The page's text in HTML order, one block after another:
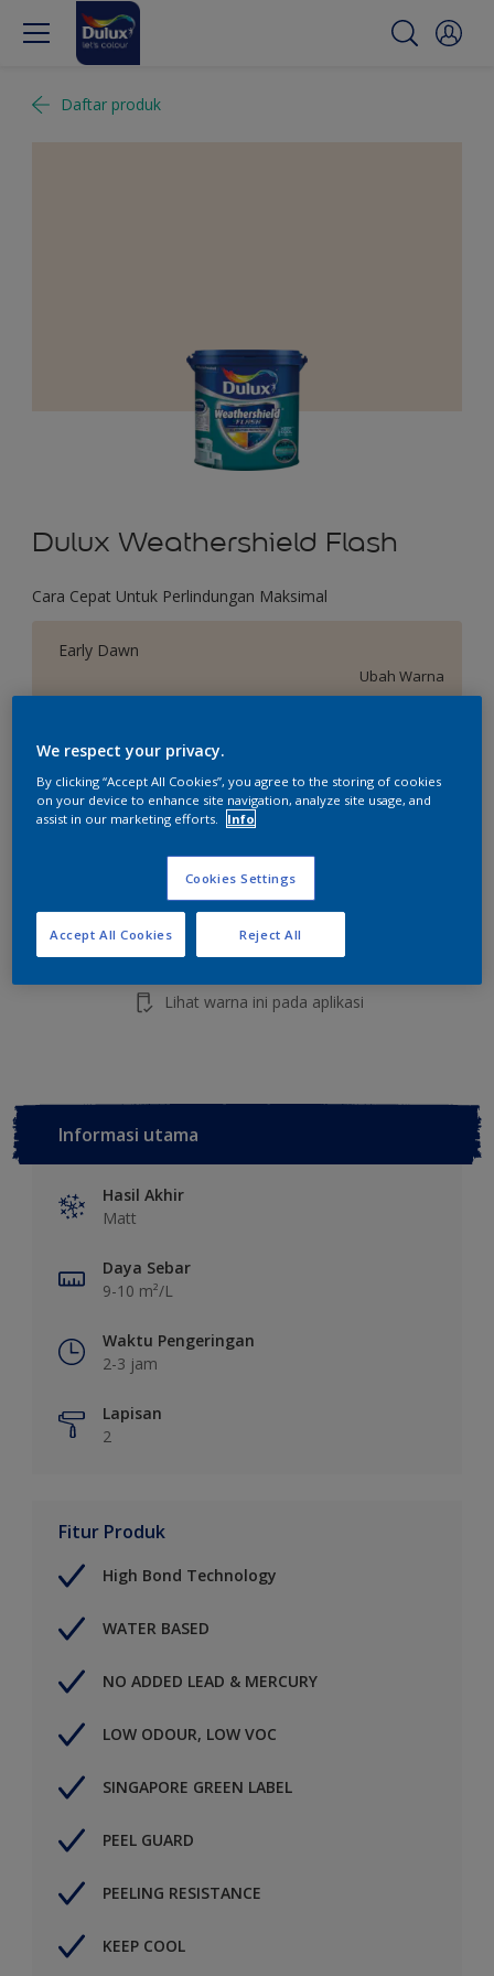
Daftar produk
Dulux Weathershield Flash
Cara Cepat Untuk Perlindungan Maksimal
Early Dawn
Ubah Warna
2.5 L 20 L
Kalkulator cat
Tambahkan ke Ruang Kerja Temukan Toko
Lihat warna ini pada aplikasi
Informasi utama
Hasil Akhir
Matt
Daya Sebar
9-10 m²/L
Waktu Pengeringan
2-3 jam
Lapisan
2
Fitur Produk
High Bond Technology
WATER BASED
NO ADDED LEAD & MERCURY
LOW ODOUR, LOW VOC
SINGAPORE GREEN LABEL
PEEL GUARD
PEELING RESISTANCE
KEEP COOL
We respect your privacy.
By clicking “Accept All Cookies”, you agree to the storing of cookies
on your device to enhance site navigation, analyze site usage, and
assist in our marketing efforts.
Info
Cookies Settings
Reject All
Accept All Cookies